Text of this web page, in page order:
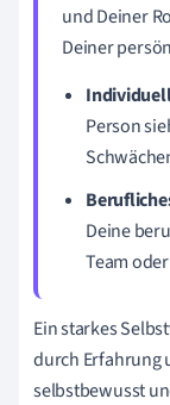
und Deiner
Deiner
Person
Deine
Team
Ein starkes
durch Erfahrung
selbstbewusst